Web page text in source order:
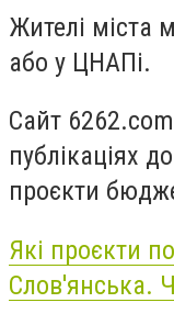
Жителi мiста
або у ЦНАПі.
Сайт
публікаціях
проєкти
Які проєкти
Слов'янська.